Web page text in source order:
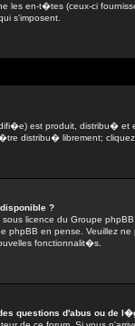
les en-t�tes (ceux-ci
s'imposent.
est produit, distribu� et
distribu� librement;
?
licence du Groupe
phpBB en pense. Veuillez
fonctionnalit�s.
questions d'abus ou de